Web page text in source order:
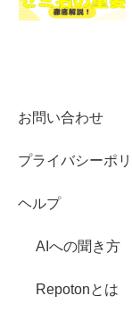
お問い合わせ
プライバシーポ
ヘルプ
AIへの聞き方
Repotonとは